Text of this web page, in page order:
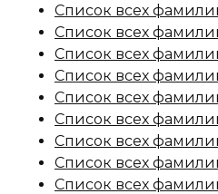
Список всех
Список всех
Список всех
Список всех
Список всех
Список всех
Список всех
Список всех
Список всех